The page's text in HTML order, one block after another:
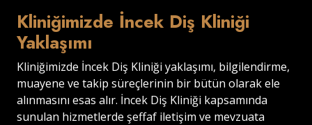
Kliniğimizde İncek Diş Kliniği
Yaklaşımı
Kliniğimizde İncek Diş Kliniği yaklaşımı, bilgilendirme,
muayene ve takip süreçlerinin bir bütün olarak ele
alınmasını esas alır. İncek Diş Kliniği kapsamında
sunulan hizmetlerde şeffaf iletişim ve mevzuata